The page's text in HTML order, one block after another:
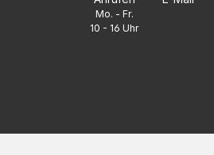
Mo. - Fr.
10 - 16 Uhr